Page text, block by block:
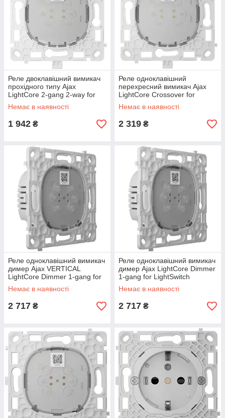
Реле двоклавішний вимикач
прохідного типу Ajax
LightCore 2-gang 2-way for
LightSwitch (000046124)
Немає в наявності
1 942 ₴
Реле одноклавішний
перехресний вимикач Ajax
LightCore Crossover for
LightSwitch (000046125)
Немає в наявності
2 319 ₴
Реле одноклавішний вимикач
димер Ajax VERTICAL
LightCore Dimmer 1-gang for
LightSwitch (000051256)
Немає в наявності
2 717 ₴
Реле одноклавішний вимикач
димер Ajax LightCore Dimmer
1-gang for LightSwitch
(000051254)
Немає в наявності
2 717 ₴